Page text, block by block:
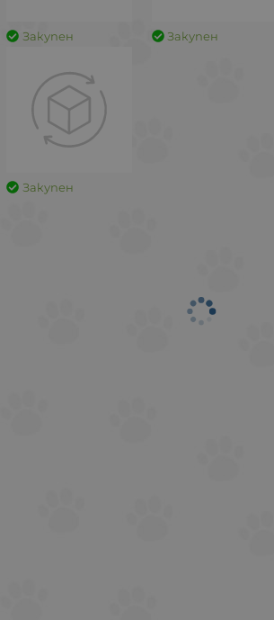
Закупен Закупен
Закупен